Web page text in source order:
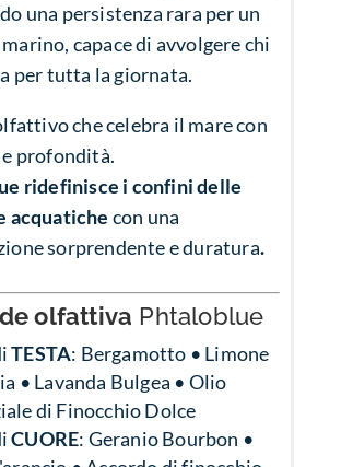
una persistenza rara per un
capace di avvolgere chi
per tutta la giornata.
che celebra il mare con
e profondità.
ridefinisce i confini delle
acquatiche con una
sorprendente e duratura.
olfattiva Phtaloblue
TESTA: Bergamotto • Limone
• Lavanda Bulgea • Olio
di Finocchio Dolce
CUORE: Geranio Bourbon •